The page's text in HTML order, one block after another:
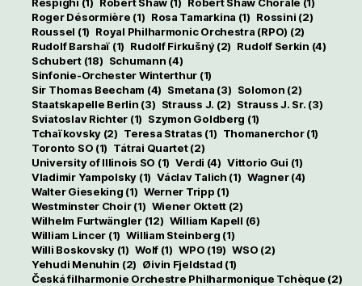
Roger Désormière (1) Rosa Tamarkina (1) Rossini (2)
Roussel (1) Royal Philharmonic Orchestra (RPO) (2)
Rudolf Barshaï (1) Rudolf Firkušný(2) Rudolf Serkin (4)
Schubert(18) Schumann (4)
Sinfonie-Orchester Winterthur (1)
Sir Thomas Beecham (4) Smetana (3) Solomon (2)
Staatskapelle Berlin (3) Strauss J. (2) Strauss J. Sr. (3)
Sviatoslav Richter (1) Szymon Goldberg (1)
Tchaïkovsky(2) Teresa Stratas (1) Thomanerchor(1)
Toronto SO (1) Tátrai Quartet(2)
University of Illinois SO (1) Verdi (4) Vittorio Gui (1)
Vladimir Yampolsky (1) Václav Talich (1) Wagner(4)
Walter Gieseking (1) Werner Tripp (1)
Westminster Choir(1) Wiener Oktett (2)
Wilhelm Furtwängler(12) William Kapell (6)
William Lincer (1) William Steinberg (1)
Willi Boskovsky(1) Wolf(1) WPO (19) WSO (2)
Yehudi Menuhin (2) Øivin Fjeldstad (1)
Česká filharmonie Orchestre Philharmonique Tchèque (2)